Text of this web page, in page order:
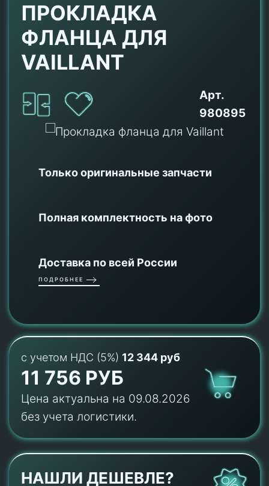
ПРОКЛАДКА
ФЛАНЦА ДЛЯ
VAILLANT
Арт.
980895
Только оригинальные запчасти
Полная комплектность на фото
Доставка по всей России
ПОДРОБНЕЕ
с учетом НДС (5%) 12 344 руб
11 756 РУБ
Цена актуальна на 09.08.2026
без учета логистики.
НАШЛИ ДЕШЕВЛЕ?